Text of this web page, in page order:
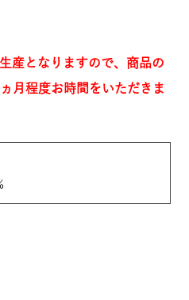
産となりますので、商品の
月程度お時間をいただきま